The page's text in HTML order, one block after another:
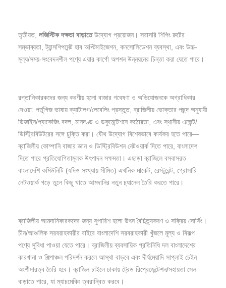
তৃতীয়ত, লজিস্টিকদক্ষতাবাড়াতেউদ্যোগ প্রয়োজন। সরাসরি শিপিং রুটের
সম্ভাব্যতা, ট্রান্সশিপমেন্ট হাব অপ্টিমাইজেশন, কনসোলিডেশন ব্যবস্থা, এবং উচ্চ-
মূল্য/সময়-সংবেদনশীল পণ্যে এয়ার কার্গো অপশন উন্নয়নের চিন্তা করা যেতে পারে।
রপ্তানিকারকদের জন্য করণীয় হলো বাজার গবেষণা ও অভিযোজনকে অগ্রাধিকার
দেওয়া: পর্তুগিজ ভাষায় ক্যাটালগ/লেবেলিং প্রস্তুত, ব্রাজিলীয় ভোক্তার পছন্দ অনুযায়ী
ডিজাইন/প্যাকেজিং বদল, মানদণ্ড ও ডকুমেন্টেশনে কঠোরতা, এবং স্থানীয় এজেন্ট/
ডিস্ট্রিবিউটরের সঙ্গে চুক্তি করা। যৌথ উদ্যোগ বিশেষভাবে কার্যকর হতে পারে—
ব্রাজিলীয় কোম্পানি বাজার জ্ঞান ও ডিস্ট্রিবিউশন নেটওয়ার্ক দিতে পারে, বাংলাদেশ
দিতে পারে প্রতিযোগিতামূলক উৎপাদন সক্ষমতা। এছাড়া ব্রাজিলে বসবাসরত
বাংলাদেশি কমিউনিটি (যদিও সংখ্যায় সীমিত) এথনিক মার্কেট, রেস্টুরেন্ট, গ্রোসারি
নেটওয়ার্ক গড়ে তুলে কিছু খাতে আমদানির নতুন চ্যানেল তৈরি করতে পারে।
ব্রাজিলীয় আমদানিকারকদের জন্য সুপারিশ হলো উৎস বৈচিত্র্যকরণ ও সক্রিয় সোর্সিং।
চীন/আঞ্চলিক সরবরাহকারীর বাইরে বাংলাদেশি সরবরাহকারী খুঁজলে মূল্য ও বিকল্প
পণ্যে সুবিধা পাওয়া যেতে পারে। ব্রাজিলীয় ব্যবসায়িক প্রতিনিধি দল বাংলাদেশের
কারখানা ও শিল্পাঞ্চল পরিদর্শন করলে আস্থা বাড়বে এবং দীর্ঘমেয়াদি সাপ্লাই চেইন
অংশীদারত্ব তৈরি হবে। ব্রাজিল চাইলে ঢাকায় ট্রেড রিপ্রেজেন্টেশন/সহায়তা সেল
বাড়াতে পারে, যা ম্যাচমেকিং ত্বরান্বিত করবে।